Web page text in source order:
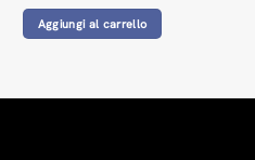
Aggiungi al carrello